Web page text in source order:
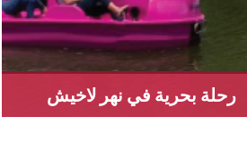
رحلة بحرية في نهر لاخيش